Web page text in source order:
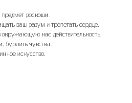
предмет роскоши.
ваш разум и трепетать сердце.
окружающую нас действительность,
бурлить чувства.
искусство.